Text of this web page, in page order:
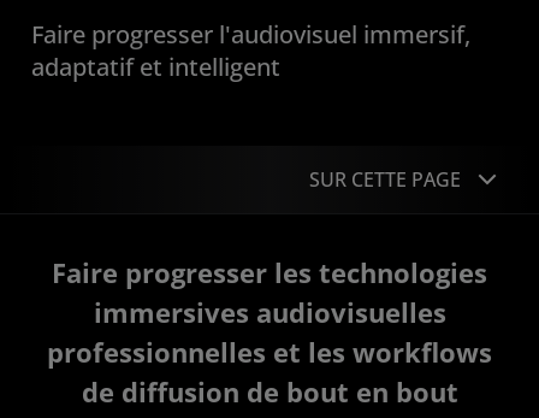
Faire progresser l'audiovisuel immersif,
adaptatif et intelligent
SUR CETTE PAGE
Applications
Facilitateurs technologiques
Études de cas
Portefeuille
Faire progresser les technologies
immersives audiovisuelles
professionnelles et les workflows
de diffusion de bout en bout